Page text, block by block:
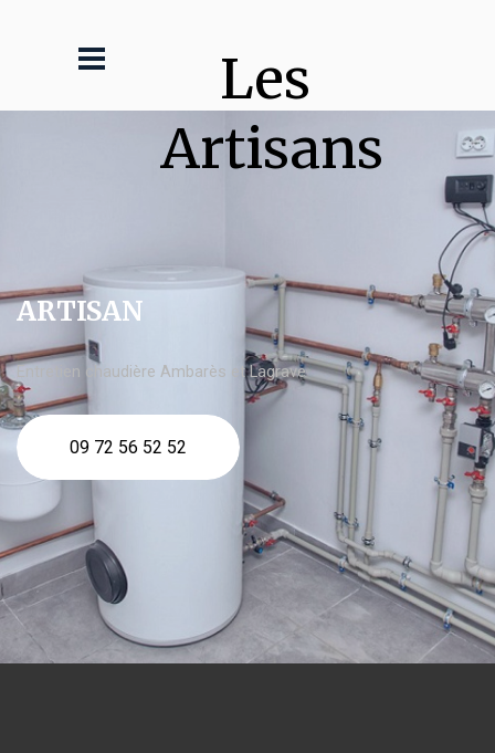
Les
Artisans
ARTISAN
Entretien chaudière Ambarès et Lagrave
09 72 56 52 52